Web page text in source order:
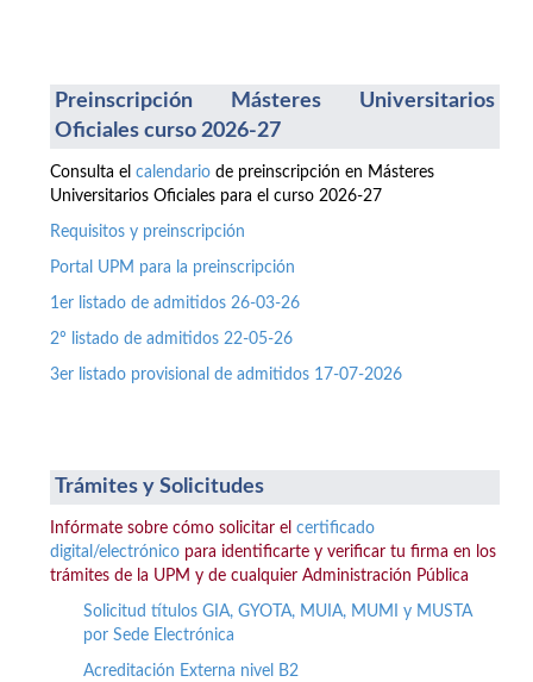
Preinscripción Másteres Universitarios
Oficiales curso 2026-27
Consulta el calendario de preinscripción en Másteres
Universitarios Oficiales para el curso 2026-27
Requisitos y preinscripción
Portal UPM para la preinscripción
1er listado de admitidos 26-03-26
2º listado de admitidos 22-05-26
3er listado provisional de admitidos 17-07-2026
Trámites y Solicitudes
Infórmate sobre cómo solicitar el certificado
digital/electrónico para identificarte y verificar tu firma en los
trámites de la UPM y de cualquier Administración Pública
Solicitud títulos GIA, GYOTA, MUIA, MUMI y MUSTA
por Sede Electrónica
Acreditación Externa nivel B2